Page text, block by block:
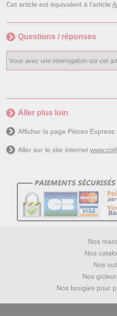
Cet article est équivalent à l'article
Questions / réponses
Aller plus loin
Afficher la page Pièces
Aller sur le site internet
Nos
Nos
Nos
Nos
Nos bougies pour